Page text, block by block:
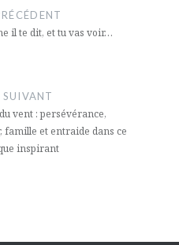
il te dit, et tu vas voir…
vent : persévérance,
famille et entraide dans ce
inspirant